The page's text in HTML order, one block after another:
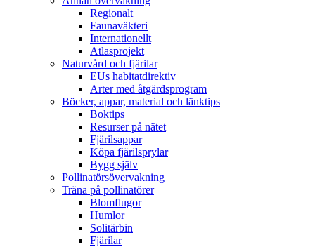
Regionalt
Faunaväkteri
Internationellt
Atlasprojekt
Naturvård och fjärilar
EUs habitatdirektiv
Arter med åtgärdsprogram
Böcker, appar, material och länktips
Boktips
Resurser på nätet
Fjärilsappar
Köpa fjärilsprylar
Bygg själv
Pollinatörsövervakning
Träna på pollinatörer
Blomflugor
Humlor
Solitärbin
Fjärilar